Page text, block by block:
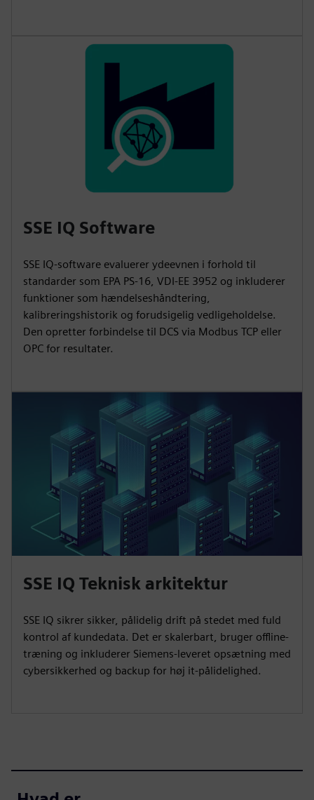
SSE IQ Software
SSE IQ-software evaluerer ydeevnen i forhold til
standarder som EPA PS-16, VDI-EE 3952 og inkluderer
funktioner som hændelseshåndtering,
kalibreringshistorik og forudsigelig vedligeholdelse.
Den opretter forbindelse til DCS via Modbus TCP eller
OPC for resultater.
SSE IQ Teknisk arkitektur
SSE IQ sikrer sikker, pålidelig drift på stedet med fuld
kontrol af kundedata. Det er skalerbart, bruger offline-
træning og inkluderer Siemens-leveret opsætning med
cybersikkerhed og backup for høj it-pålidelighed.